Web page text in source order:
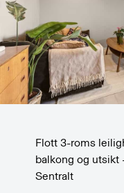
Flott 3-roms
balkong og utsikt
Sentralt